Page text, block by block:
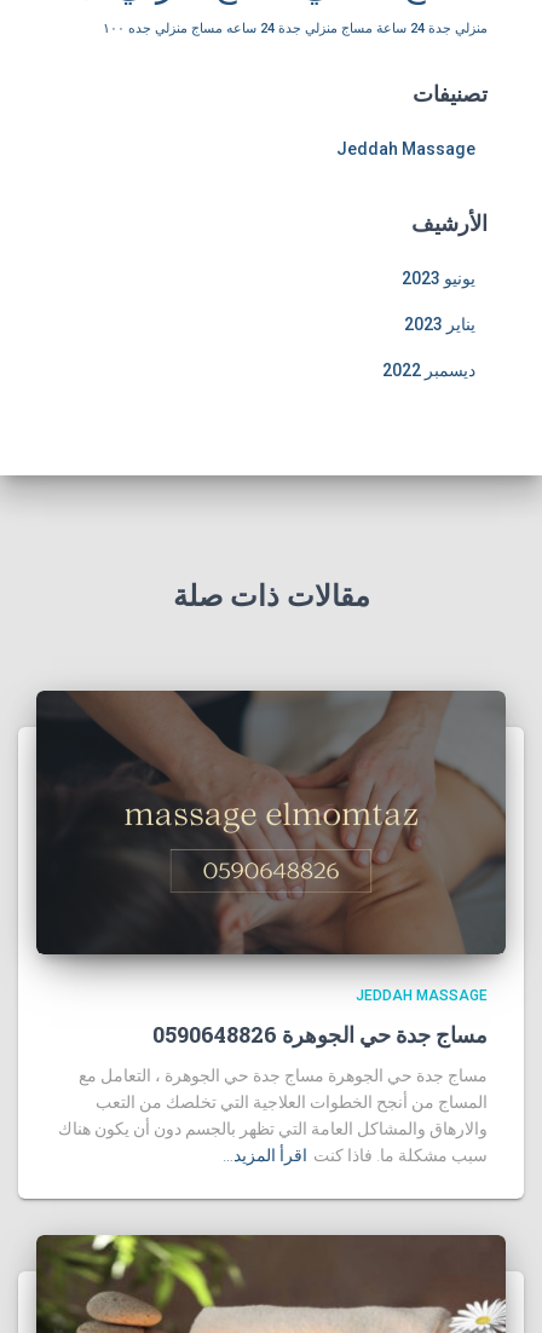
منزلي جدة 24 ساعة مساج منزلي جدة 24 ساعه مساج منزلي جده ١٠٠
تصنيفات
Jeddah Massage
الأرشيف
يونيو 2023
يناير 2023
ديسمبر 2022
مقالات ذات صلة
JEDDAH MASSAGE
مساج جدة حي الجوهرة 0590648826
مساج جدة حي الجوهرة مساج جدة حي الجوهرة ، التعامل مع
المساج من أنجح الخطوات العلاجية التي تخلصك من التعب
والارهاق والمشاكل العامة التي تظهر بالجسم دون أن يكون هناك
سبب مشكلة ما. فاذا كنت اقرأ المزيد…